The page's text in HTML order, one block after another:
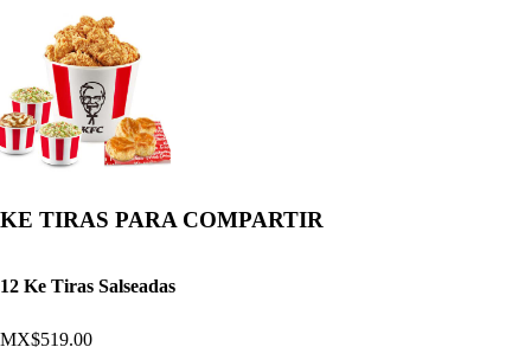
KE TIRAS PARA COMPARTIR
12 Ke Tiras Salseadas
MX$519.00